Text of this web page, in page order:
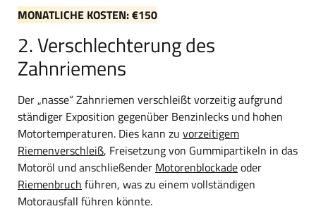
MONATLICHE KOSTEN: €150
2. Verschlechterung des
Zahnriemens
Der „nasse“ Zahnriemen verschleißt vorzeitig aufgrund
ständiger Exposition gegenüber Benzinlecks und hohen
Motortemperaturen. Dies kann zu vorzeitigem
Riemenverschleiß, Freisetzung von Gummipartikeln in das
Motoröl und anschließender Motorenblockadeoder
Riemenbruch führen, was zu einem vollständigen
Motorausfall führen könnte.